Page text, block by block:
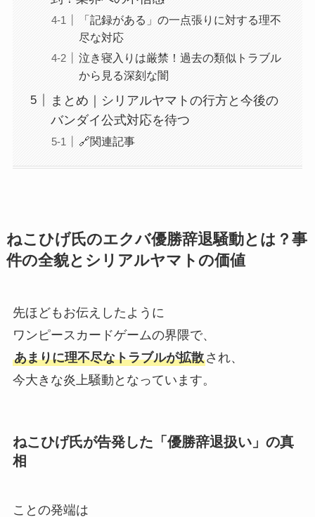
「記録がある」の一点張りに対する理不
尽な対応
泣き寝入りは厳禁！過去の類似トラブル
から見る深刻な闇
まとめ｜シリアルヤマトの行方と今後の
バンダイ公式対応を待つ
🔗関連記事
ねこひげ氏のエクバ優勝辞退騒動とは？事
件の全貌とシリアルヤマトの価値
先ほどもお伝えしたように
ワンピースカードゲームの界隈で、
あまりに理不尽なトラブルが拡散され、
今大きな炎上騒動となっています。
ねこひげ氏が告発した「優勝辞退扱い」の真
相
ことの発端は